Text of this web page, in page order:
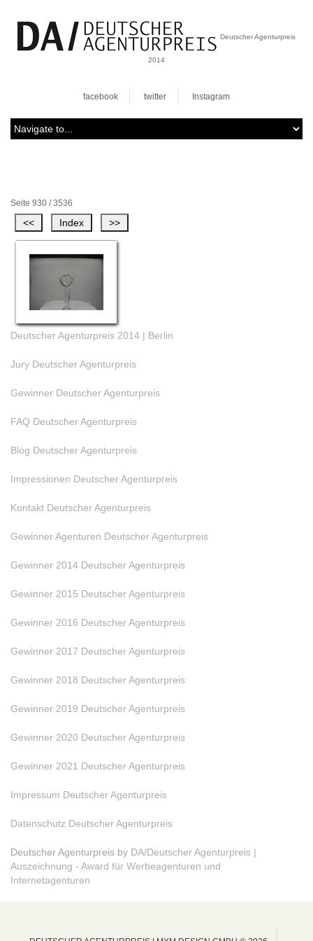
Deutscher Agenturpreis
2014
facebook twitter Instagram
Seite 930 / 3536
Deutscher Agenturpreis 2014 | Berlin
Jury Deutscher Agenturpreis
Gewinner Deutscher Agenturpreis
FAQ Deutscher Agenturpreis
Blog Deutscher Agenturpreis
Impressionen Deutscher Agenturpreis
Kontakt Deutscher Agenturpreis
Gewinner Agenturen Deutscher Agenturpreis
Gewinner 2014 Deutscher Agenturpreis
Gewinner 2015 Deutscher Agenturpreis
Gewinner 2016 Deutscher Agenturpreis
Gewinner 2017 Deutscher Agenturpreis
Gewinner 2018 Deutscher Agenturpreis
Gewinner 2019 Deutscher Agenturpreis
Gewinner 2020 Deutscher Agenturpreis
Gewinner 2021 Deutscher Agenturpreis
Impressum Deutscher Agenturpreis
Datenschutz Deutscher Agenturpreis
Deutscher Agenturpreis by DA/Deutscher Agenturpreis |
Auszeichnung - Award für Werbeagenturen und
Internetagenturen